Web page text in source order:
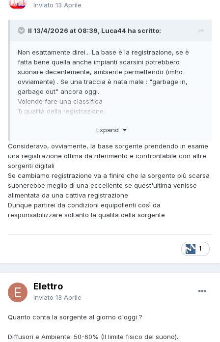
Inviato 13 Aprile
Il 13/4/2026 at 08:39, Luca44 ha scritto:
Non esattamente direi... La base è la registrazione, se è
fatta bene quella anche impianti scarsini potrebbero
suonare decentemente, ambiente permettendo (imho
ovviamente) . Se una traccia è nata male : "garbage in,
garbage out" ancora oggi.
Volendo fare una classifica
1) qualità della registrazione
posto.
Expand
Consideravo, ovviamente, la base sorgente prendendo in esame
una registrazione ottima da riferimento e confrontabile con altre
sorgenti digitali
Se cambiamo registrazione va a finire che la sorgente più scarsa
suonerebbe meglio di una eccellente se quest'ultima venisse
alimentata da una cattiva registrazione
Dunque partirei da condizioni equipollenti così da
responsabilizzare soltanto la qualita della sorgente
1
Elettro
Inviato 13 Aprile
Quanto conta la sorgente al giorno d'oggi ?
Diffusori e Ambiente: 50-60% (Il limite fisico del suono).